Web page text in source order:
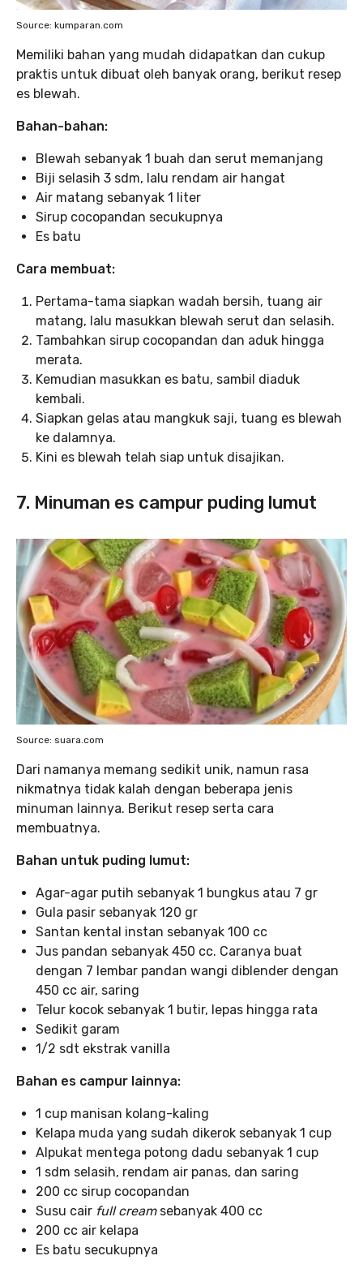
Source: kumparan.com
Memiliki bahan yang mudah didapatkan dan cukup
praktis untuk dibuat oleh banyak orang, berikut resep
es blewah.
Bahan-bahan:
Blewah sebanyak 1 buah dan serut memanjang
Biji selasih 3 sdm, lalu rendam air hangat
Air matang sebanyak 1 liter
Sirup cocopandan secukupnya
Es batu
Cara membuat:
Pertama-tama siapkan wadah bersih, tuang air
matang, lalu masukkan blewah serut dan selasih.
Tambahkan sirup cocopandan dan aduk hingga
merata.
Kemudian masukkan es batu, sambil diaduk
kembali.
Siapkan gelas atau mangkuk saji, tuang es blewah
ke dalamnya.
Kini es blewah telah siap untuk disajikan.
7. Minuman es campur puding lumut
Source: suara.com
Dari namanya memang sedikit unik, namun rasa
nikmatnya tidak kalah dengan beberapa jenis
minuman lainnya. Berikut resep serta cara
membuatnya.
Bahan untuk puding lumut:
Agar-agar putih sebanyak 1 bungkus atau 7 gr
Gula pasir sebanyak 120 gr
Santan kental instan sebanyak 100 cc
Jus pandan sebanyak 450 cc. Caranya buat
dengan 7 lembar pandan wangi diblender dengan
450 cc air, saring
Telur kocok sebanyak 1 butir, lepas hingga rata
Sedikit garam
1/2 sdt ekstrak vanilla
Bahan es campur lainnya:
1 cup manisan kolang-kaling
Kelapa muda yang sudah dikerok sebanyak 1 cup
Alpukat mentega potong dadu sebanyak 1 cup
1 sdm selasih, rendam air panas, dan saring
200 cc sirup cocopandan
Susu cair full creamsebanyak 400 cc
200 cc air kelapa
Es batu secukupnya